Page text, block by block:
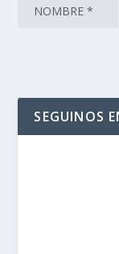
SEGUINOS